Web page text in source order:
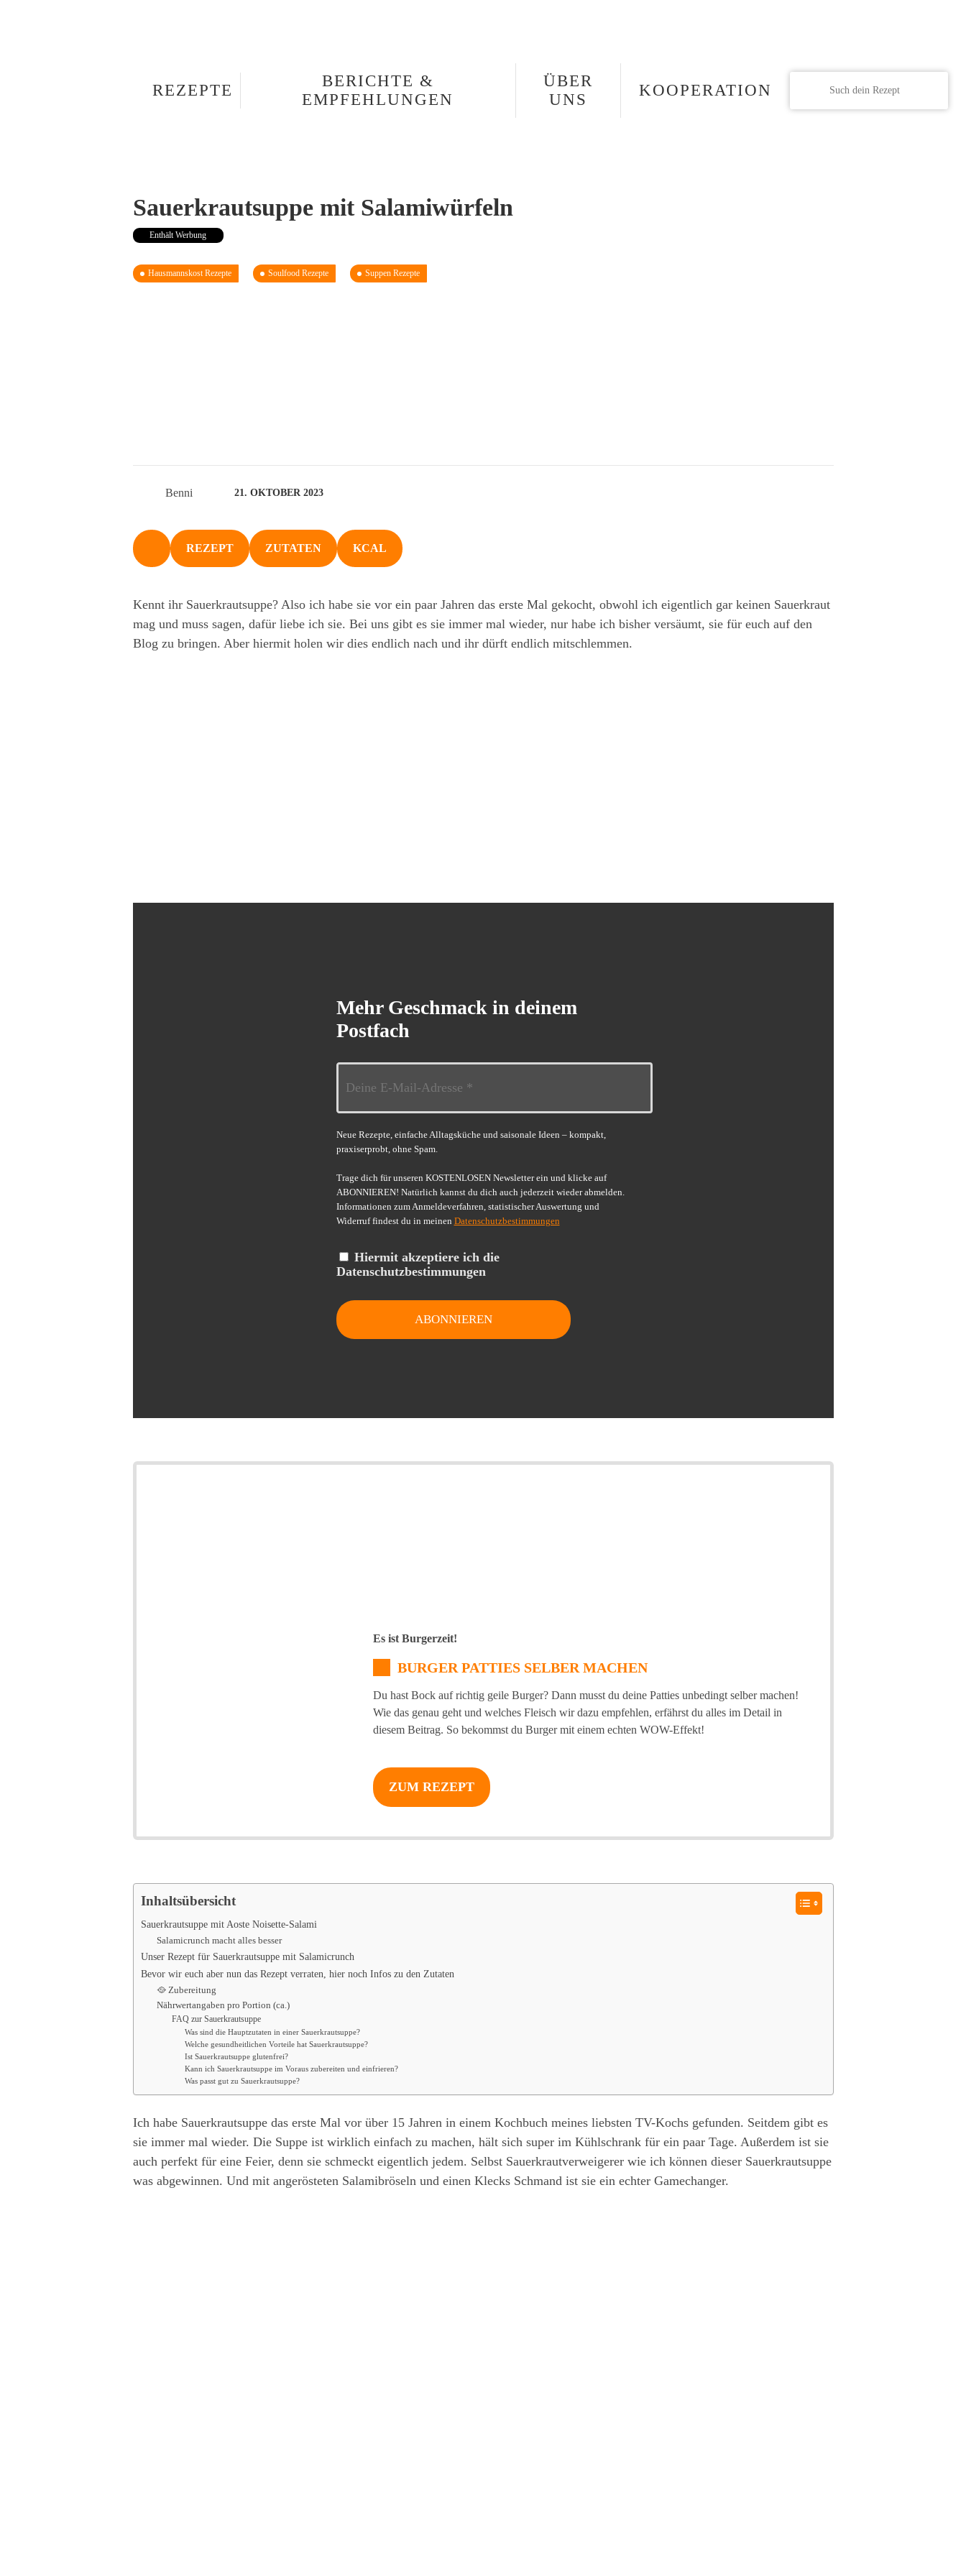
REZEPTE
BERICHTE &
EMPFEHLUNGEN
ÜBER
UNS
KOOPERATION
Sauerkrautsuppe mit Salamiwürfeln
Enthält Werbung
Hausmannskost Rezepte Soulfood Rezepte Suppen Rezepte
Benni 21. OKTOBER 2023
NACH OBEN
REZEPT ZUTATEN KCAL
Kennt ihr Sauerkrautsuppe? Also ich habe sie vor ein paar Jahren das erste Mal gekocht, obwohl ich eigentlich gar keinen Sauerkraut
mag und muss sagen, dafür liebe ich sie. Bei uns gibt es sie immer mal wieder, nur habe ich bisher versäumt, sie für euch auf den
Blog zu bringen. Aber hiermit holen wir dies endlich nach und ihr dürft endlich mitschlemmen.
Mehr Geschmack in deinem
Postfach
Neue Rezepte, einfache Alltagsküche und saisonale Ideen – kompakt,
praxiserprobt, ohne Spam.
Trage dich für unseren KOSTENLOSEN Newsletter ein und klicke auf
ABONNIEREN! Natürlich kannst du dich auch jederzeit wieder abmelden.
Informationen zum Anmeldeverfahren, statistischer Auswertung und
Widerruf findest du in meinen Datenschutzbestimmungen
Hiermit akzeptiere ich die
Datenschutzbestimmungen
Es ist Burgerzeit!
BURGER PATTIES SELBER MACHEN
Du hast Bock auf richtig geile Burger? Dann musst du deine Patties unbedingt selber machen!
Wie das genau geht und welches Fleisch wir dazu empfehlen, erfährst du alles im Detail in
diesem Beitrag. So bekommst du Burger mit einem echten WOW-Effekt!
ZUM REZEPT
Inhaltsübersicht
Sauerkrautsuppe mit Aoste Noisette-Salami
Salamicrunch macht alles besser
Unser Rezept für Sauerkrautsuppe mit Salamicrunch
Bevor wir euch aber nun das Rezept verraten, hier noch Infos zu den Zutaten
🥘 Zubereitung
Nährwertangaben pro Portion (ca.)
FAQ zur Sauerkrautsuppe
Was sind die Hauptzutaten in einer Sauerkrautsuppe?
Welche gesundheitlichen Vorteile hat Sauerkrautsuppe?
Ist Sauerkrautsuppe glutenfrei?
Kann ich Sauerkrautsuppe im Voraus zubereiten und einfrieren?
Was passt gut zu Sauerkrautsuppe?
Ich habe Sauerkrautsuppe das erste Mal vor über 15 Jahren in einem Kochbuch meines liebsten TV-Kochs gefunden. Seitdem gibt es
sie immer mal wieder. Die Suppe ist wirklich einfach zu machen, hält sich super im Kühlschrank für ein paar Tage. Außerdem ist sie
auch perfekt für eine Feier, denn sie schmeckt eigentlich jedem. Selbst Sauerkrautverweigerer wie ich können dieser Sauerkrautsuppe
was abgewinnen. Und mit angerösteten Salamibröseln und einen Klecks Schmand ist sie ein echter Gamechanger.